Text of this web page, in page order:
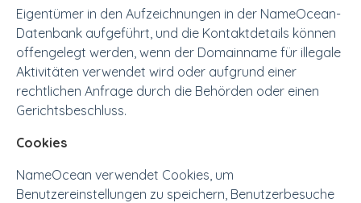
Eigentümer in den Aufzeichnungen in der NameOcean-
Datenbank aufgeführt, und die Kontaktdetails können
offengelegt werden, wenn der Domainname für illegale
Aktivitäten verwendet wird oder aufgrund einer
rechtlichen Anfrage durch die Behörden oder einen
Gerichtsbeschluss.
Cookies
NameOcean verwendet Cookies, um
Benutzereinstellungen zu speichern, Benutzerbesuche